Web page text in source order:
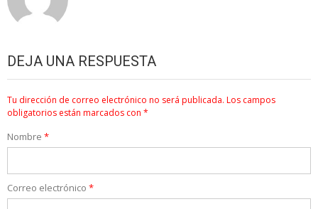
DEJA UNA RESPUESTA
Tu dirección de correo electrónico no será publicada. Los campos
obligatorios están marcados con *
Nombre *
Correo electrónico *